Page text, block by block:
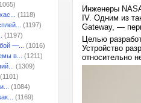
(1118)
(1197)
(1197)
—...
(1016)
в...
(1211)
(1309)
(1101)
(1084)
(1169)
Инженеры
IV. Одним из
Gateway, —
Целью
Устройство
относительно